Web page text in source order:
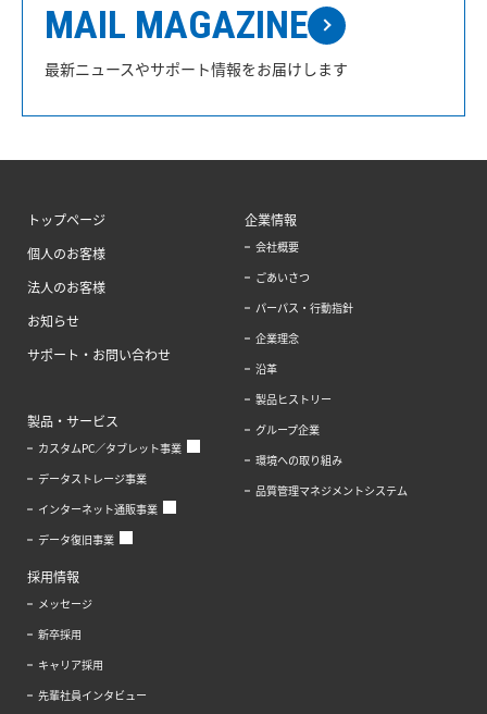
MAIL MAGAZINE
最新ニュースやサポート情報をお届けします
トップページ
個人のお客様
法人のお客様
お知らせ
サポート・お問い合わせ
製品・サービス
カスタムPC／タブレット事業
データストレージ事業
インターネット通販事業
データ復旧事業
企業情報
会社概要
ごあいさつ
パーパス・行動指針
企業理念
沿革
製品ヒストリー
グループ企業
環境への取り組み
品質管理マネジメントシステム
採用情報
メッセージ
新卒採用
キャリア採用
先輩社員インタビュー